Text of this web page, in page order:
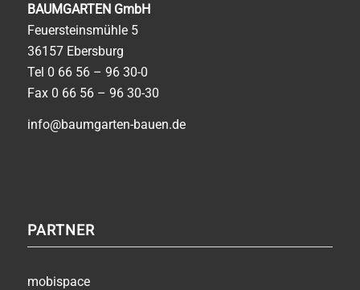
BAUMGARTEN GmbH
Feuersteinsmühle 5
36157 Ebersburg
Tel 0 66 56 – 96 30-0
Fax 0 66 56 – 96 30-30
info@baumgarten-bauen.de
PARTNER
mobispace